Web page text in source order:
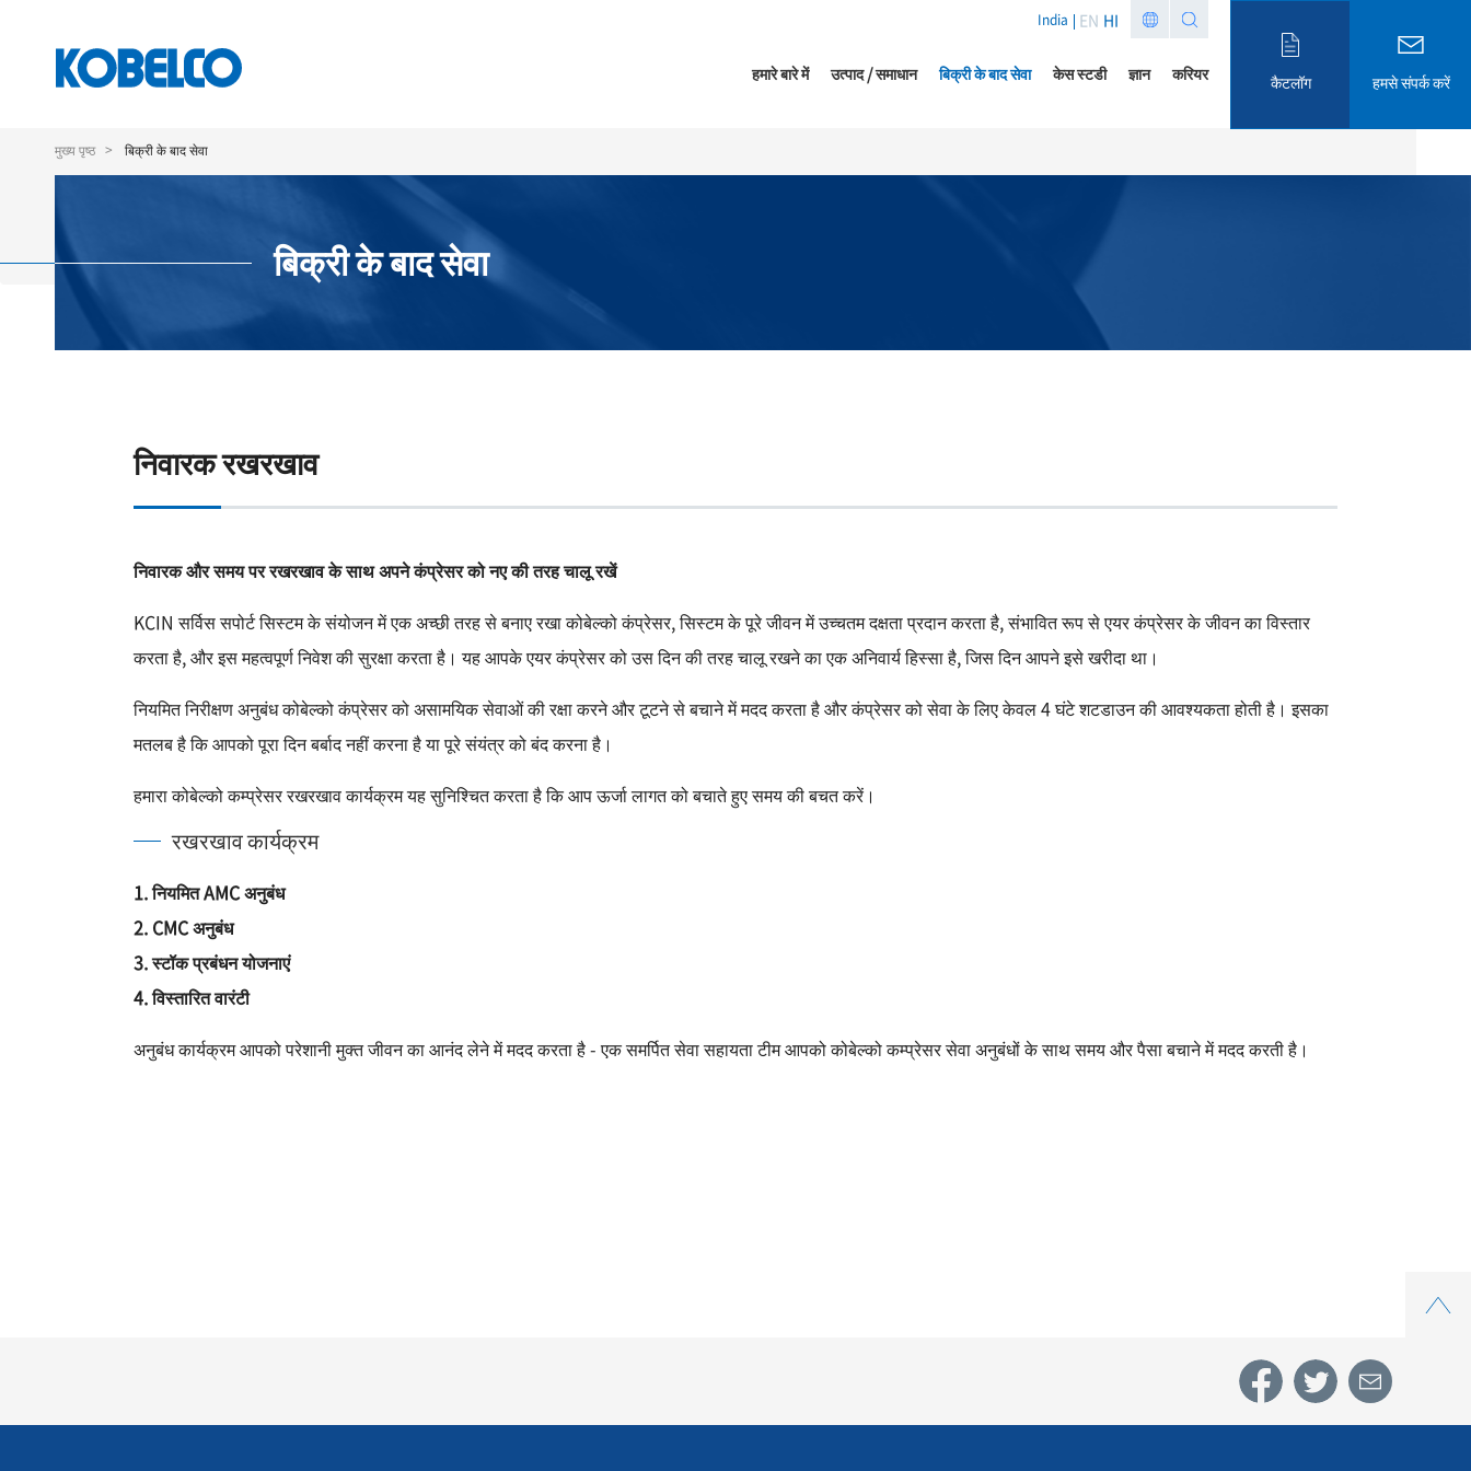
India EN HI
हमारे बारे में उत्पाद / समाधान बिक्री के बाद सेवा केस स्टडी ज्ञान करियर कैटलॉग हमसे संपर्क करें
मुख्य पृष्ठ बिक्री के बाद सेवा
बिक्री के बाद सेवा
निवारक रखरखाव
निवारक और समय पर रखरखाव के साथ अपने कंप्रेसर को नए की तरह चालू रखें
KCIN सर्विस सपोर्ट सिस्टम के संयोजन में एक अच्छी तरह से बनाए रखा कोबेल्को कंप्रेसर, सिस्टम के पूरे जीवन में उच्चतम दक्षता प्रदान करता है, संभावित रूप से एयर कंप्रेसर के जीवन का विस्तार
करता है, और इस महत्वपूर्ण निवेश की सुरक्षा करता है। यह आपके एयर कंप्रेसर को उस दिन की तरह चालू रखने का एक अनिवार्य हिस्सा है, जिस दिन आपने इसे खरीदा था।
नियमित निरीक्षण अनुबंध कोबेल्को कंप्रेसर को असामयिक सेवाओं की रक्षा करने और टूटने से बचाने में मदद करता है और कंप्रेसर को सेवा के लिए केवल 4 घंटे शटडाउन की आवश्यकता होती है। इसका
मतलब है कि आपको पूरा दिन बर्बाद नहीं करना है या पूरे संयंत्र को बंद करना है।
हमारा कोबेल्को कम्प्रेसर रखरखाव कार्यक्रम यह सुनिश्चित करता है कि आप ऊर्जा लागत को बचाते हुए समय की बचत करें।
रखरखाव कार्यक्रम
1. नियमित AMC अनुबंध
2. CMC अनुबंध
3. स्टॉक प्रबंधन योजनाएं
4. विस्तारित वारंटी
अनुबंध कार्यक्रम आपको परेशानी मुक्त जीवन का आनंद लेने में मदद करता है - एक समर्पित सेवा सहायता टीम आपको कोबेल्को कम्प्रेसर सेवा अनुबंधों के साथ समय और पैसा बचाने में मदद करती है।